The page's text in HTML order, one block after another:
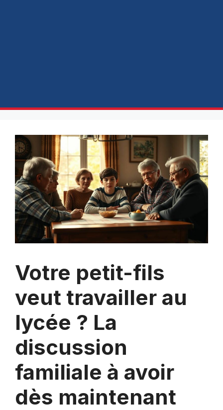
Votre petit-fils
veut travailler au
lycée ? La
discussion
familiale à avoir
dès maintenant